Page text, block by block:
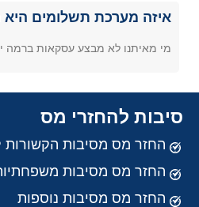
איזה מערכת תשלומים היא
מי מאיתנו לא מבצע עסקאות ברמה
סיבות להחזרי מס
החזר מס מסיבות הקשורות
החזר מס מסיבות
החזר מס מסיבות נוספות